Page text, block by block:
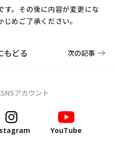
す。その後に内容が変更にな
めご了承ください。
もどる 次の記事
アカウント
YouTube